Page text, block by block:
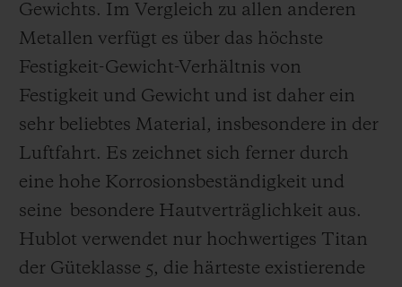
Gewichts. Im Vergleich zu allen anderen
Metallen verfügt es über das höchste
Festigkeit-Gewicht-Verhältnis von
Festigkeit und Gewicht und ist daher ein
sehr beliebtes Material, insbesondere in der
Luftfahrt. Es zeichnet sich ferner durch
eine hohe Korrosionsbeständigkeit und
seine besondere Hautverträglichkeit aus.
Hublot verwendet nur hochwertiges Titan
der Güteklasse 5, die härteste existierende